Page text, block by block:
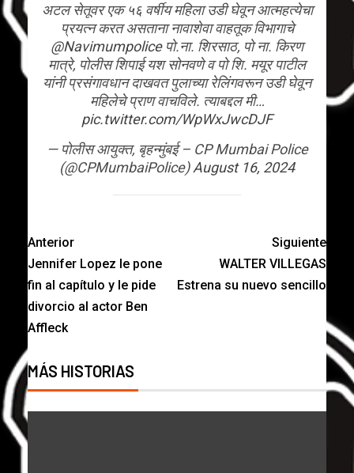
अटल सेतूवर एक ५६ वर्षीय महिला उडी घेवून आत्महत्येचा
प्रयत्न करत असताना नावाशेवा वाहतूक विभागाचे
@Navimumpoliceपो.ना. शिरसाठ, पो ना. किरण
मात्रे, पोलीस शिपाई यश सोनवणे व पो शि. मयूर पाटील
यांनी प्रसंगावधान दाखवत पुलाच्या रेलिंगवरून उडी घेवून
महिलेचे प्राण वाचविले. त्याबद्दल मी…
pic.twitter.com/WpWxJwcDJF
— पोलीस आयुक्त, बृहन्मुंबई – CP Mumbai Police
(@CPMumbaiPolice)August 16, 2024
Anterior
Jennifer Lopez le pone
fin al capítulo y le pide
divorcio al actor Ben
Affleck
Siguiente
WALTER VILLEGAS
Estrena su nuevo sencillo
MÁS HISTORIAS